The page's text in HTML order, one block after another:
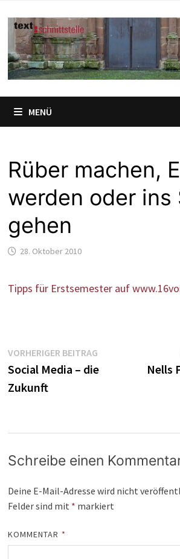
Inhalt
springen
MENÜ
Rüber machen,
werden oder ins
gehen
28. Oktober 2010
Tipps für Erstsemester auf
Beitragsnavigation
VORHERIGER BEITRAGVorheriger
Beitrag:
Social Media – die
Zukunft
Nells
Schreibe einen
Deine E-Mail-Adresse wird nicht
Felder sind mit * markiert
KOMMENTAR *